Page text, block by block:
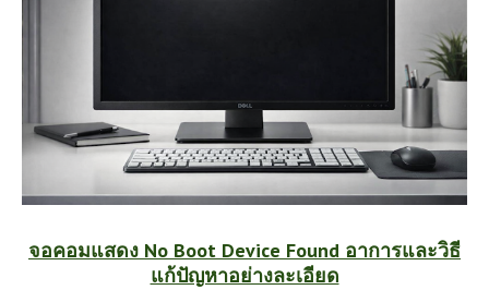
จอคอมแสดง No Boot Device Found อาการและวิธี
แก้ปัญหาอย่างละเอียด